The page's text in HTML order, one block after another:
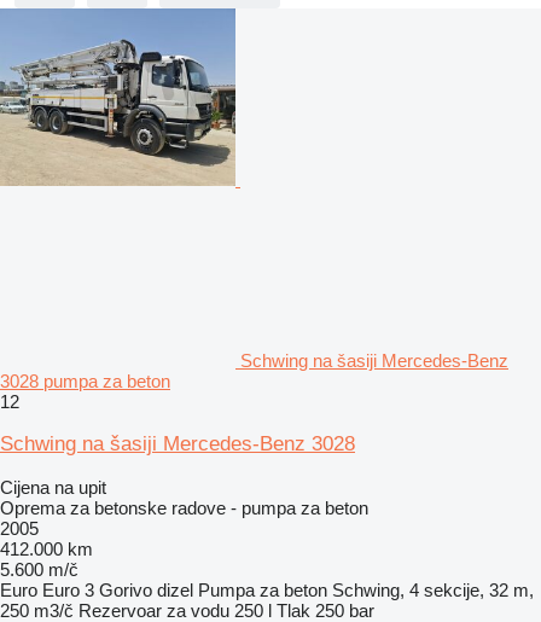
Schwing na šasiji Mercedes-Benz
3028 pumpa za beton
12
Schwing na šasiji Mercedes-Benz 3028
Cijena na upit
Oprema za betonske radove - pumpa za beton
2005
412.000 km
5.600 m/č
Euro Euro 3 Gorivo dizel Pumpa za beton Schwing, 4 sekcije, 32 m,
250 m3/č Rezervoar za vodu 250 l Tlak 250 bar